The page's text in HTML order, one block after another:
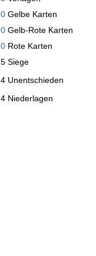
0Gelbe Karten
0Gelb-Rote Karten
0Rote Karten
5 Siege
4 Unentschieden
4 Niederlagen